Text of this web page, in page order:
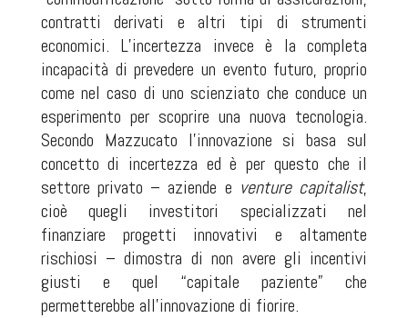
contratti derivati e altri tipi di strumenti
economici. L’incertezza invece è la completa
incapacità di prevedere un evento futuro, proprio
come nel caso di uno scienziato che conduce un
esperimento per scoprire una nuova tecnologia.
Secondo Mazzucato l’innovazione si basa sul
concetto di incertezza ed è per questo che il
settore privato – aziende e venture capitalist,
cioè quegli investitori specializzati nel
finanziare progetti innovativi e altamente
rischiosi – dimostra di non avere gli incentivi
giusti e quel “capitale paziente” che
permetterebbe all’innovazione di fiorire.